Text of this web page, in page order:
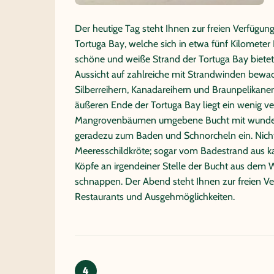
Besucher geöffnet!). Nach einer kurzen Fahrt
Scharen von Galapagos-Seelöwen an Land
Rundganges. Der Rundweg führt Sie von der
bis auf die steilen Klippen im Süden hinauf.
die Möglichkeit, sich bei einer Schnorcheltour
Seerobben in die Fluten zu stürzen. Am späten
Ayora zurück.
Hinweis: Der Ausflug ist flexibel das ganze Jahr
eingeschränkten Plätzen auf den Ausflugsyachten
Optional: Bootsausflug North Seymour &
Halbtägig)
dieser Insel sind die großen Nistkolonien von
Der heutige Tag steht Ihnen zur freien
Tortuga Bay, welche sich in etwa fünf
schöne und weiße Strand der Tortuga Bay
Aussicht auf zahlreiche mit Strandwinden
Silberreihern, Kanadareihern und
äußeren Ende der Tortuga Bay liegt ein wenig
Mangrovenbäumen umgebene Bucht mit
geradezu zum Baden und Schnorcheln ein.
Meeresschildkröte; sogar vom Badestrand aus
Köpfe an irgendeiner Stelle der Bucht aus dem
schnappen. Der Abend steht Ihnen zur freien
Restaurants und Ausgehmöglichkeiten.
4